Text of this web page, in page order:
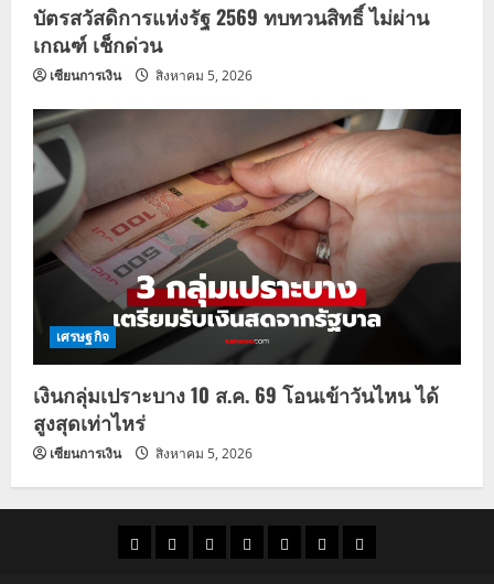
บัตรสวัสดิการแห่งรัฐ 2569 ทบทวนสิทธิ์ ไม่ผ่าน
เกณฑ์ เช็กด่วน
เซียนการเงิน สิงหาคม 5, 2026
เศรษฐกิจ
เงินกลุ่มเปราะบาง 10 ส.ค. 69 โอนเข้าวันไหน ได้
สูงสุดเท่าไหร่
เซียนการเงิน สิงหาคม 5, 2026
ราคาแนว
ข่าว
ข่าว
ดูด
ที่
ผู้ชาย